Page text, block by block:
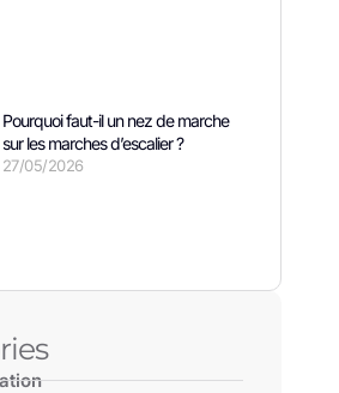
Pourquoi faut-il un nez de marche
sur les marches d’escalier ?
27/05/2026